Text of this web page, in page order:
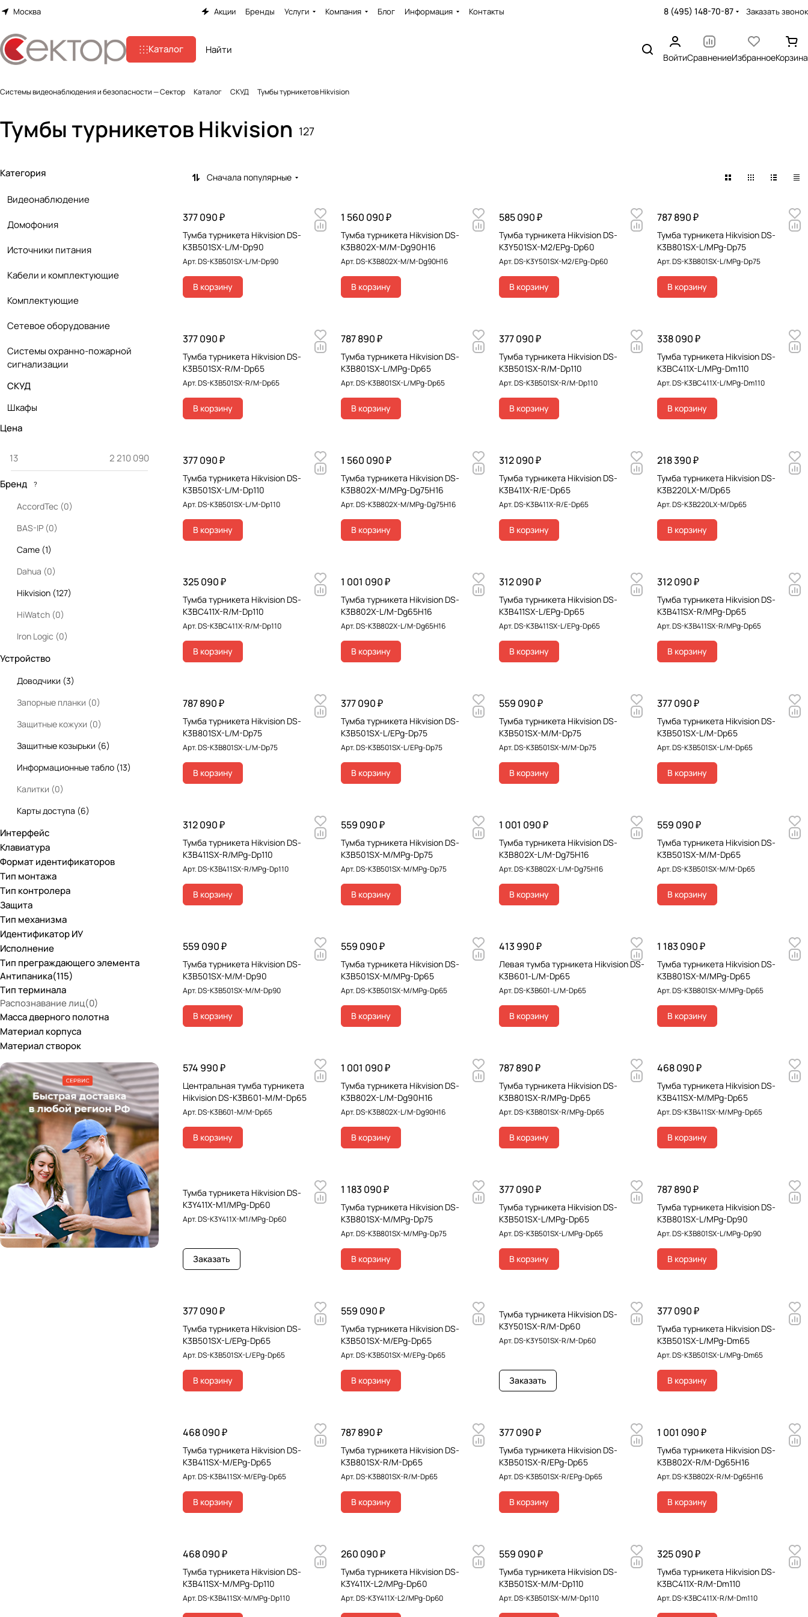
Москва Акции Бренды Услуги Компания Блог Информация Контакты 8 (495) 148-70-87 Заказать звонок
Каталог
ВойтиСравнениеИзбранноеКорзина
Системы видеонаблюдения и безопасности — Сектор Каталог СКУД Тумбы турникетов Hikvision
Тумбы турникетов Hikvision 127
Сначала популярные
377 090 ₽
Тумба турникета Hikvision DS-
K3B501SX-L/M-Dp90
Арт.DS-K3B501SX-L/M-Dp90
В корзину
1 560 090 ₽
Тумба турникета Hikvision DS-
K3B802X-M/M-Dg90H16
Арт.DS-K3B802X-M/M-Dg90H16
В корзину
585 090 ₽
Тумба турникета Hikvision DS-
K3Y501SX-M2/EPg-Dp60
Арт.DS-K3Y501SX-M2/EPg-Dp60
В корзину
787 890 ₽
Тумба турникета Hikvision DS-
K3B801SX-L/MPg-Dp75
Арт.DS-K3B801SX-L/MPg-Dp75
В корзину
377 090 ₽
Тумба турникета Hikvision DS-
K3B501SX-R/M-Dp65
Арт.DS-K3B501SX-R/M-Dp65
В корзину
787 890 ₽
Тумба турникета Hikvision DS-
K3B801SX-L/MPg-Dp65
Арт.DS-K3B801SX-L/MPg-Dp65
В корзину
377 090 ₽
Тумба турникета Hikvision DS-
K3B501SX-R/M-Dp110
Арт.DS-K3B501SX-R/M-Dp110
В корзину
338 090 ₽
Тумба турникета Hikvision DS-
K3BC411X-L/MPg-Dm110
Арт.DS-K3BC411X-L/MPg-Dm110
В корзину
377 090 ₽
Тумба турникета Hikvision DS-
K3B501SX-L/M-Dp110
Арт.DS-K3B501SX-L/M-Dp110
В корзину
1 560 090 ₽
Тумба турникета Hikvision DS-
K3B802X-M/MPg-Dg75H16
Арт.DS-K3B802X-M/MPg-Dg75H16
В корзину
312 090 ₽
Тумба турникета Hikvision DS-
K3B411X-R/E-Dp65
Арт.DS-K3B411X-R/E-Dp65
В корзину
218 390 ₽
Тумба турникета Hikvision DS-
K3B220LX-M/Dp65
Арт.DS-K3B220LX-M/Dp65
В корзину
325 090 ₽
Тумба турникета Hikvision DS-
K3BC411X-R/M-Dp110
Арт.DS-K3BC411X-R/M-Dp110
В корзину
1 001 090 ₽
Тумба турникета Hikvision DS-
K3B802X-L/M-Dg65H16
Арт.DS-K3B802X-L/M-Dg65H16
В корзину
312 090 ₽
Тумба турникета Hikvision DS-
K3B411SX-L/EPg-Dp65
Арт.DS-K3B411SX-L/EPg-Dp65
В корзину
312 090 ₽
Тумба турникета Hikvision DS-
K3B411SX-R/MPg-Dp65
Арт.DS-K3B411SX-R/MPg-Dp65
В корзину
787 890 ₽
Тумба турникета Hikvision DS-
K3B801SX-L/M-Dp75
Арт.DS-K3B801SX-L/M-Dp75
В корзину
377 090 ₽
Тумба турникета Hikvision DS-
K3B501SX-L/EPg-Dp75
Арт.DS-K3B501SX-L/EPg-Dp75
В корзину
559 090 ₽
Тумба турникета Hikvision DS-
K3B501SX-M/M-Dp75
Арт.DS-K3B501SX-M/M-Dp75
В корзину
377 090 ₽
Тумба турникета Hikvision DS-
K3B501SX-L/M-Dp65
Арт.DS-K3B501SX-L/M-Dp65
В корзину
312 090 ₽
Тумба турникета Hikvision DS-
K3B411SX-R/MPg-Dp110
Арт.DS-K3B411SX-R/MPg-Dp110
В корзину
559 090 ₽
Тумба турникета Hikvision DS-
K3B501SX-M/MPg-Dp75
Арт.DS-K3B501SX-M/MPg-Dp75
В корзину
1 001 090 ₽
Тумба турникета Hikvision DS-
K3B802X-L/M-Dg75H16
Арт.DS-K3B802X-L/M-Dg75H16
В корзину
559 090 ₽
Тумба турникета Hikvision DS-
K3B501SX-M/M-Dp65
Арт.DS-K3B501SX-M/M-Dp65
В корзину
559 090 ₽
Тумба турникета Hikvision DS-
K3B501SX-M/M-Dp90
Арт.DS-K3B501SX-M/M-Dp90
В корзину
559 090 ₽
Тумба турникета Hikvision DS-
K3B501SX-M/MPg-Dp65
Арт.DS-K3B501SX-M/MPg-Dp65
В корзину
413 990 ₽
Левая тумба турникета Hikvision DS-
K3B601-L/M-Dp65
Арт.DS-K3B601-L/M-Dp65
В корзину
1 183 090 ₽
Тумба турникета Hikvision DS-
K3B801SX-M/MPg-Dp65
Арт.DS-K3B801SX-M/MPg-Dp65
В корзину
574 990 ₽
Центральная тумба турникета
Hikvision DS-K3B601-M/M-Dp65
Арт.DS-K3B601-M/M-Dp65
В корзину
1 001 090 ₽
Тумба турникета Hikvision DS-
K3B802X-L/M-Dg90H16
Арт.DS-K3B802X-L/M-Dg90H16
В корзину
787 890 ₽
Тумба турникета Hikvision DS-
K3B801SX-R/MPg-Dp65
Арт.DS-K3B801SX-R/MPg-Dp65
В корзину
468 090 ₽
Тумба турникета Hikvision DS-
K3B411SX-M/MPg-Dp65
Арт.DS-K3B411SX-M/MPg-Dp65
В корзину
Тумба турникета Hikvision DS-
K3Y411X-M1/MPg-Dp60
Арт.DS-K3Y411X-M1/MPg-Dp60
Заказать
1 183 090 ₽
Тумба турникета Hikvision DS-
K3B801SX-M/MPg-Dp75
Арт.DS-K3B801SX-M/MPg-Dp75
В корзину
377 090 ₽
Тумба турникета Hikvision DS-
K3B501SX-L/MPg-Dp65
Арт.DS-K3B501SX-L/MPg-Dp65
В корзину
787 890 ₽
Тумба турникета Hikvision DS-
K3B801SX-L/MPg-Dp90
Арт.DS-K3B801SX-L/MPg-Dp90
В корзину
377 090 ₽
Тумба турникета Hikvision DS-
K3B501SX-L/EPg-Dp65
Арт.DS-K3B501SX-L/EPg-Dp65
В корзину
559 090 ₽
Тумба турникета Hikvision DS-
K3B501SX-M/EPg-Dp65
Арт.DS-K3B501SX-M/EPg-Dp65
В корзину
Тумба турникета Hikvision DS-
K3Y501SX-R/M-Dp60
Арт.DS-K3Y501SX-R/M-Dp60
Заказать
377 090 ₽
Тумба турникета Hikvision DS-
K3B501SX-L/MPg-Dm65
Арт.DS-K3B501SX-L/MPg-Dm65
В корзину
468 090 ₽
Тумба турникета Hikvision DS-
K3B411SX-M/EPg-Dp65
Арт.DS-K3B411SX-M/EPg-Dp65
В корзину
787 890 ₽
Тумба турникета Hikvision DS-
K3B801SX-R/M-Dp65
Арт.DS-K3B801SX-R/M-Dp65
В корзину
377 090 ₽
Тумба турникета Hikvision DS-
K3B501SX-R/EPg-Dp65
Арт.DS-K3B501SX-R/EPg-Dp65
В корзину
1 001 090 ₽
Тумба турникета Hikvision DS-
K3B802X-R/M-Dg65H16
Арт.DS-K3B802X-R/M-Dg65H16
В корзину
468 090 ₽
Тумба турникета Hikvision DS-
K3B411SX-M/MPg-Dp110
Арт.DS-K3B411SX-M/MPg-Dp110
260 090 ₽
Тумба турникета Hikvision DS-
K3Y411X-L2/MPg-Dp60
Арт.DS-K3Y411X-L2/MPg-Dp60
559 090 ₽
Тумба турникета Hikvision DS-
K3B501SX-M/M-Dp110
Арт.DS-K3B501SX-M/M-Dp110
325 090 ₽
Тумба турникета Hikvision DS-
K3BC411X-R/M-Dm110
Арт.DS-K3BC411X-R/M-Dm110
Категория
Видеонаблюдение
Домофония
Источники питания
Кабели и комплектующие
Комплектующие
Сетевое оборудование
Системы охранно-пожарной
сигнализации
СКУД
Шкафы
Цена
Бренд ?
AccordTec (0)
BAS-IP (0)
Came (1)
Dahua (0)
Hikvision (127)
HiWatch (0)
Iron Logic (0)
Nice(0)
Oxgard(1)
PERCo(0)
Sigur(0)
Slinex(0)
Smartec( 0)
ZKTeco( 0)
Бастион(0)
Блокпост
SKUDO(
Прокс(0)
Ростов-Дон(0
Устройство
Доводчики (3)
Запорные планки (0)
Защитные кожухи (0)
Защитные козырьки (6)
Информационные табло (13)
Калитки (0)
Карты доступа (6)
Кнопки выхода
Колесные пары
Контроллеры СКУД
Модули расширения СКУД
Опоры стрел
Основания тумб
Ответные части защелок(0)
Панели экстренного вызова
Полноростовые ограждения
Полноростовые турникеты
Стойки(2)
Стрелы шлагбаумов
(7)
Считыватели(53)
Терминалы доступа(126)
Тумбы турникетов(127)
Тумбы шлагбаумов(0)
Турникеты(
Фотоэлементы
0)
Шлагбаумы(22)
Электромагнитные замки
7)
Интерфейс
Клавиатура
Формат идентификаторов
Тип монтажа
Тип контролера
Защита
Тип механизма
Идентификатор ИУ
Исполнение
Тип преграждающего элемента
Антипаника(115)
Тип терминала
Распознавание лиц(0)
Масса дверного полотна
Материал корпуса
Материал створок